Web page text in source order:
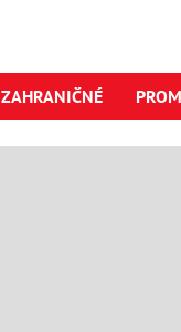
ZAHRANIČNÉ